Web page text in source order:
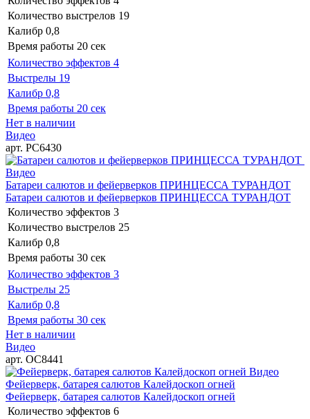
Количество выстрелов 19
Калибр 0,8
Время работы 20 сек
Количество эффектов 4
Выстрелы 19
Калибр 0,8
Время работы 20 сек
Нет в наличии
Видео
арт. РС6430
Видео
Батареи салютов и фейерверков ПРИНЦЕССА ТУРАНДОТ
Батареи салютов и фейерверков ПРИНЦЕССА ТУРАНДОТ
Количество эффектов 3
Количество выстрелов 25
Калибр 0,8
Время работы 30 сек
Количество эффектов 3
Выстрелы 25
Калибр 0,8
Время работы 30 сек
Нет в наличии
Видео
арт. ОС8441
Видео
Фейерверк, батарея салютов Калейдоскоп огней
Фейерверк, батарея салютов Калейдоскоп огней
Количество эффектов 6